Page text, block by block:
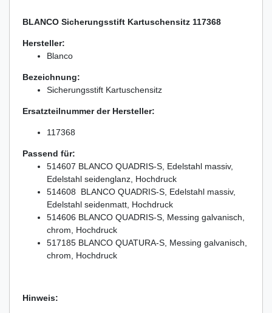
BLANCO Sicherungsstift Kartuschensitz 117368
Hersteller:
Blanco
Bezeichnung:
Sicherungsstift Kartuschensitz
Ersatzteilnummer der Hersteller:
117368
Passend für:
514607 BLANCO QUADRIS-S, Edelstahl massiv,
Edelstahl seidenglanz, Hochdruck
514608 BLANCO QUADRIS-S, Edelstahl massiv,
Edelstahl seidenmatt, Hochdruck
514606 BLANCO QUADRIS-S, Messing galvanisch,
chrom, Hochdruck
517185 BLANCO QUATURA-S, Messing galvanisch,
chrom, Hochdruck
Hinweis: